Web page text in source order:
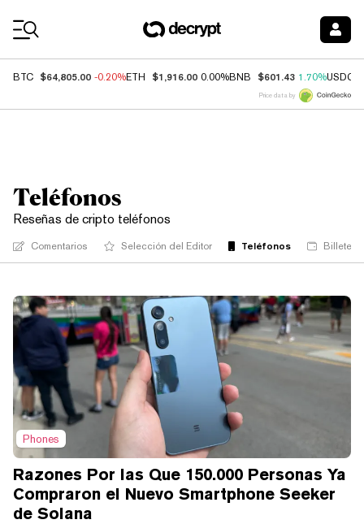
BTC $64,805.00 -0.20%ETH $1,916.00 0.00%BNB $601.43 1.70%USDC
Price data by
Teléfonos
Reseñas de cripto teléfonos
Comentarios Selección del Editor Teléfonos
Phones
Razones Por las Que 150.000 Personas Ya
Compraron el Nuevo Smartphone Seeker
de Solana